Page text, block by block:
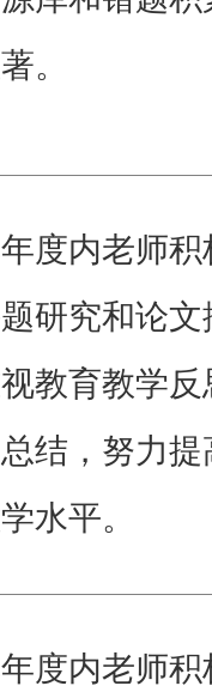
。
度内老师积
研究和论文
教育教学反
结，努力提
水平。
度内老师积